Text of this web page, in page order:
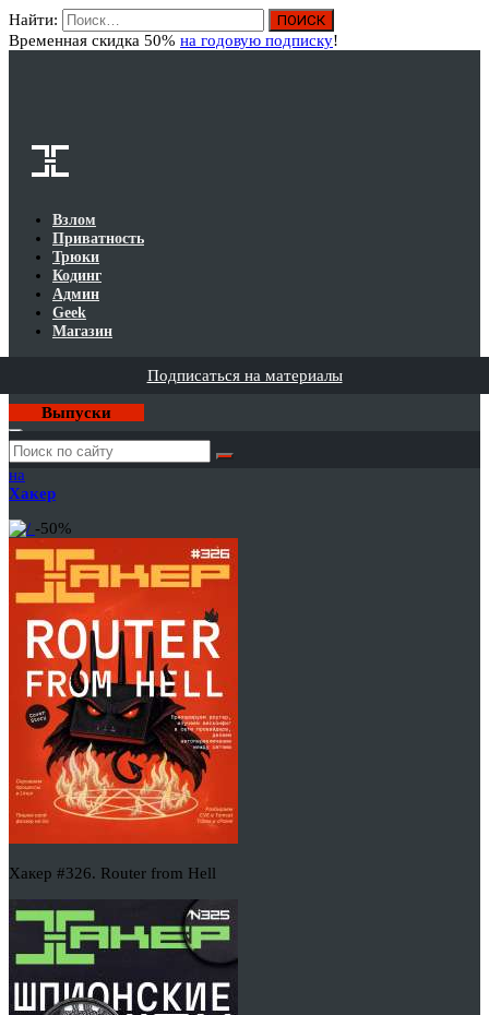
Найти:
Временная скидка 50% на годовую подписку!
Взлом
Приватность
Трюки
Кодинг
Админ
Geek
Магазин
Подписаться на материалы
Выпуски
Годовая
подписка
на
Хакер
-50%
Хакер #326. Router from Hell